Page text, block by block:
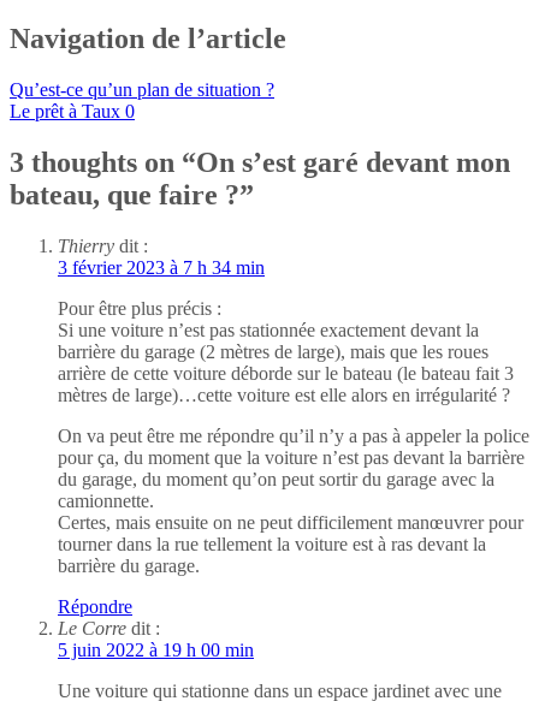
Navigation de l’article
Qu’est-ce qu’un plan de situation ?
Le prêt à Taux 0
3 thoughts on “On s’est garé devant mon
bateau, que faire ?”
Thierry dit :
3 février 2023 à 7 h 34 min
Pour être plus précis :
Si une voiture n’est pas stationnée exactement devant la
barrière du garage (2 mètres de large), mais que les roues
arrière de cette voiture déborde sur le bateau (le bateau fait 3
mètres de large)…cette voiture est elle alors en irrégularité ?
On va peut être me répondre qu’il n’y a pas à appeler la police
pour ça, du moment que la voiture n’est pas devant la barrière
du garage, du moment qu’on peut sortir du garage avec la
camionnette.
Certes, mais ensuite on ne peut difficilement manœuvrer pour
tourner dans la rue tellement la voiture est à ras devant la
barrière du garage.
Répondre
Le Corre dit :
5 juin 2022 à 19 h 00 min
Une voiture qui stationne dans un espace jardinet avec une